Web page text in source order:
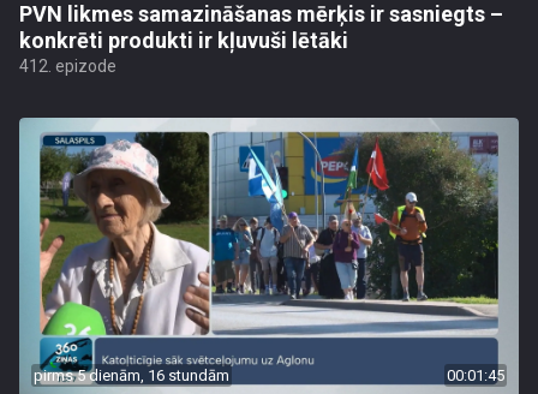
PVN likmes samazināšanas mērķis ir sasniegts –
konkrēti produkti ir kļuvuši lētāki
412. epizode
pirms 5 dienām, 16 stundām 00:01:45